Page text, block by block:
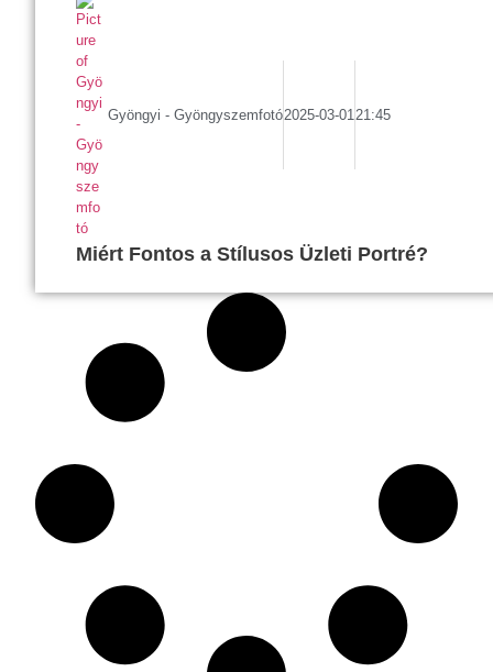
Gyöngyi - Gyöngyszemfotó2025-03-01 21:45
Miért Fontos a Stílusos Üzleti Portré?